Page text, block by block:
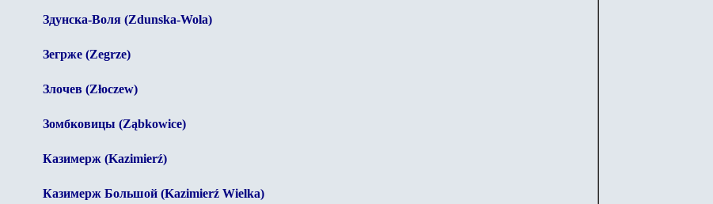
Здунска-Воля (Zdunska-Wola)
Зегрже (Zegrze)
Злочев (Złoczew)
Зомбковицы (Ząbkowice)
Казимерж (Kazimierź)
Казимерж Большой (Kazimierź Wielka)